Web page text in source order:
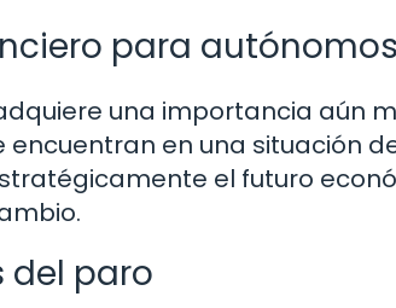
para
una importancia aún
encuentran en una situación
el futuro
del paro